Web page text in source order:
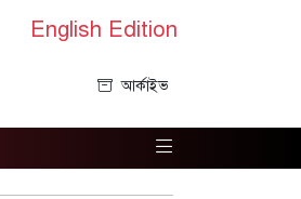
English Edition
আর্কাইভ